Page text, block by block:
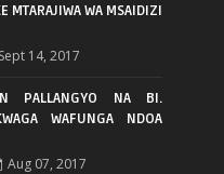
MTARAJIWA WA MSAIDIZI
Sept 14, 2017
PALLANGYO NA BI.
WAFUNGA NDOA
Aug 07, 2017